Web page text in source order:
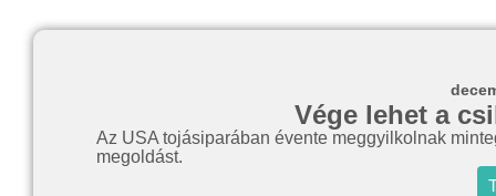
Vége lehet a
Az USA tojásiparában évente meggyilkolnak
megoldást.